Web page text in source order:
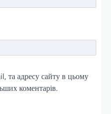
та адресу сайту в цьому
коментарів.